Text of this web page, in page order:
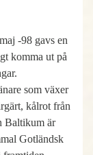
-98 gavs en
komma ut på
som växer
kålrot från
Baltikum är
Gotländsk